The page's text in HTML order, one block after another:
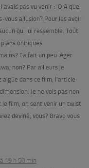
pas vu venir :-O A quel
vous allusion? Pour les avoir
qui lui ressemble. Tout
plans oniriques
Ca fait un peu léger
non? Par ailleurs je
dans ce film, l’article
Je ne vois pas non
film, on sent venir un twist
deviné, vous? Bravo vous
19 h 50 min